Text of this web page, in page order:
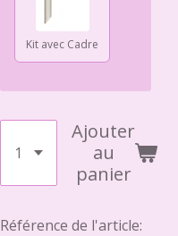
Kit avec Cadre
Ajouter
au
panier
Référence de l'article: